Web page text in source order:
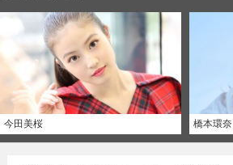
今田美桜 橋本環奈